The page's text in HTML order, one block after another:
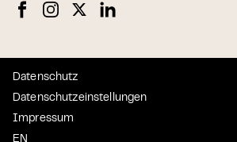
Datenschutz
Datenschutzeinstellungen
Impressum
EN